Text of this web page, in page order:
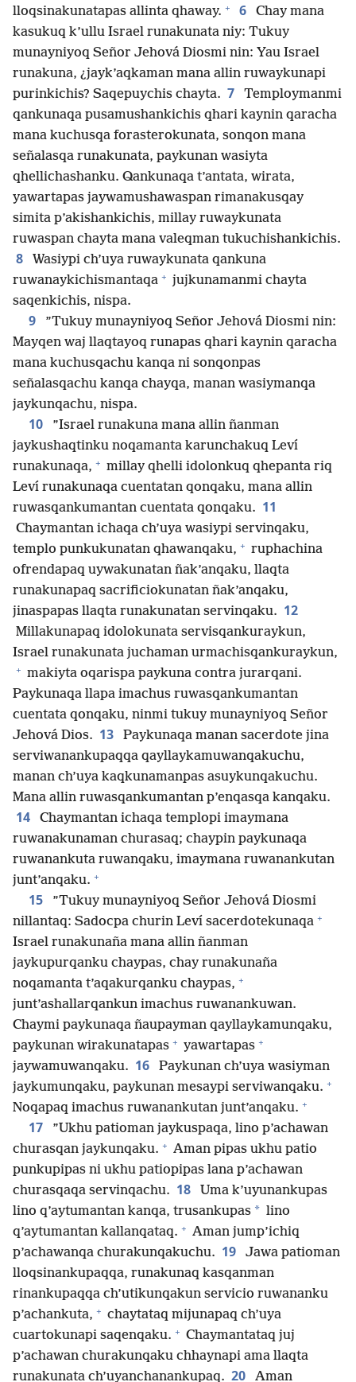
lloqsinakunatapas allinta qhaway. + 6
Chay mana
kasukuq k’ullu Israel runakunata niy: Tukuy
munayniyoq Señor Jehová Diosmi nin: Yau Israel
runakuna, ¿jayk’aqkaman mana allin ruwaykunapi
purinkichis? Saqepuychis chayta. 7
Temploymanmi
qankunaqa pusamushankichis qhari kaynin qaracha
mana kuchusqa forasterokunata, sonqon mana
señalasqa runakunata, paykunan wasiyta
qhellichashanku. Qankunaqa t’antata, wirata,
yawartapas jaywamushawaspan rimanakusqay
simita p’akishankichis, millay ruwaykunata
ruwaspan chayta mana valeqman tukuchishankichis.
8
Wasiypi ch’uya ruwaykunata qankuna
ruwanaykichismantaqa + jujkunamanmi chayta
saqenkichis, nispa.
9
”Tukuy munayniyoq Señor Jehová Diosmi nin:
Mayqen waj llaqtayoq runapas qhari kaynin qaracha
mana kuchusqachu kanqa ni sonqonpas
señalasqachu kanqa chayqa, manan wasiymanqa
jaykunqachu, nispa.
10
”Israel runakuna mana allin ñanman
jaykushaqtinku noqamanta karunchakuq Leví
runakunaqa, + millay qhelli idolonkuq qhepanta riq
Leví runakunaqa cuentatan qonqaku, mana allin
ruwasqankumantan cuentata qonqaku. 11
Chaymantan ichaqa ch’uya wasiypi servinqaku,
templo punkukunatan qhawanqaku, + ruphachina
ofrendapaq uywakunatan ñak’anqaku, llaqta
runakunapaq sacrificiokunatan ñak’anqaku,
jinaspapas llaqta runakunatan servinqaku. 12
Millakunapaq idolokunata servisqankuraykun,
Israel runakunata juchaman urmachisqankuraykun,
+ makiyta oqarispa paykuna contra jurarqani.
Paykunaqa llapa imachus ruwasqankumantan
cuentata qonqaku, ninmi tukuy munayniyoq Señor
Jehová Dios. 13
Paykunaqa manan sacerdote jina
serviwanankupaqqa qayllaykamuwanqakuchu,
manan ch’uya kaqkunamanpas asuykunqakuchu.
Mana allin ruwasqankumantan p’enqasqa kanqaku.
14
Chaymantan ichaqa templopi imaymana
ruwanakunaman churasaq; chaypin paykunaqa
ruwanankuta ruwanqaku, imaymana ruwanankutan
junt’anqaku. +
15
”Tukuy munayniyoq Señor Jehová Diosmi
nillantaq: Sadocpa churin Leví sacerdotekunaqa +
Israel runakunaña mana allin ñanman
jaykupurqanku chaypas, chay runakunaña
noqamanta t’aqakurqanku chaypas, +
junt’ashallarqankun imachus ruwanankuwan.
Chaymi paykunaqa ñaupayman qayllaykamunqaku,
paykunan wirakunatapas + yawartapas +
jaywamuwanqaku. 16
Paykunan ch’uya wasiyman
jaykumunqaku, paykunan mesaypi serviwanqaku. +
Noqapaq imachus ruwanankutan junt’anqaku. +
17
”Ukhu patioman jaykuspaqa, lino p’achawan
churasqan jaykunqaku. + Aman pipas ukhu patio
punkupipas ni ukhu patiopipas lana p’achawan
churasqaqa servinqachu. 18
Uma k’uyunankupas
lino q’aytumantan kanqa, trusankupas * lino
q’aytumantan kallanqataq. + Aman jump’ichiq
p’achawanqa churakunqakuchu. 19
Jawa patioman
lloqsinankupaqqa, runakunaq kasqanman
rinankupaqqa ch’utikunqakun servicio ruwananku
p’achankuta, + chaytataq mijunapaq ch’uya
cuartokunapi saqenqaku. + Chaymantataq juj
p’achawan churakunqaku chhaynapi ama llaqta
runakunata ch’uyanchanankupaq. 20 Aman